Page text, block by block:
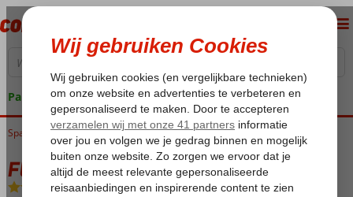
Pakketgarantie
Home
Spanje Balearen Ibiza Figueral Fly & Go Invisa Figueral Resort
Fly & Go Invisa Figueral Resort
Halfpension Plus -Hotel